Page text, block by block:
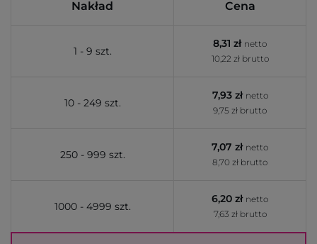
Nakład Cena
1 - 9 szt.
8,31 zł netto
10,22 zł brutto
10 - 249 szt.
7,93 zł netto
9,75 zł brutto
250 - 999 szt.
7,07 zł netto
8,70 zł brutto
1000 - 4999 szt.
6,20 zł netto
7,63 zł brutto